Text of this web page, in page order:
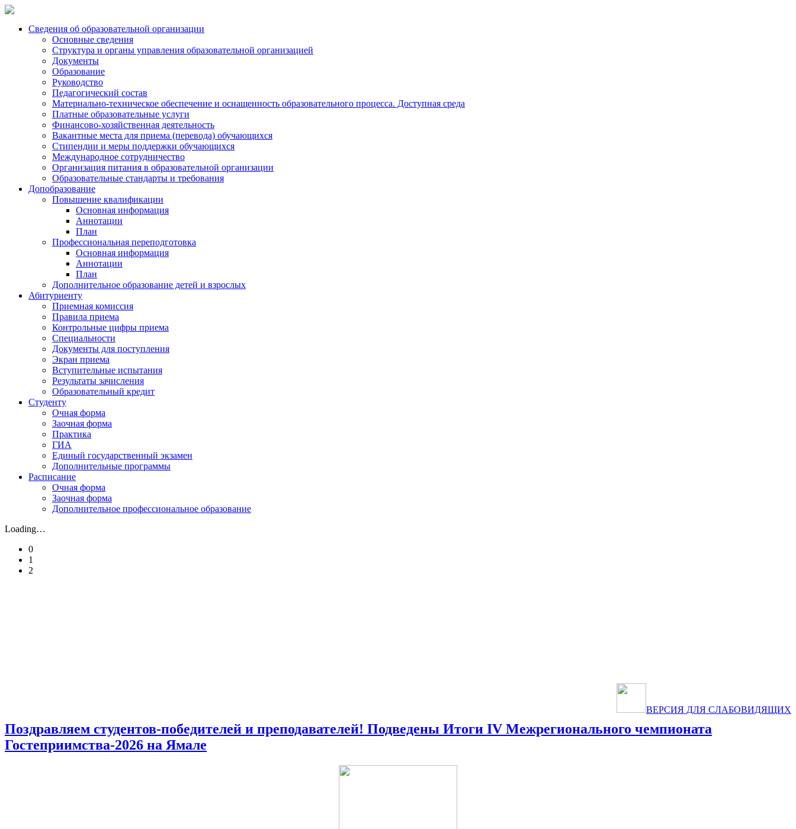
Сведения об образовательной организации
Основные сведения
Структура и органы управления образовательной организацией
Документы
Образование
Руководство
Педагогический состав
Материально-техническое обеспечение и оснащенность образовательного процесса. Доступная среда
Платные образовательные услуги
Финансово-хозяйственная деятельность
Вакантные места для приема (перевода) обучающихся
Стипендии и меры поддержки обучающихся
Международное сотрудничество
Организация питания в образовательной организации
Образовательные стандарты и требования
Допобразование
Повышение квалификации
Основная информация
Аннотации
План
Профессиональная переподготовка
Основная информация
Аннотации
План
Дополнительное образование детей и взрослых
Абитуриенту
Приемная комиссия
Правила приема
Контрольные цифры приема
Специальности
Документы для поступления
Экран приема
Вступительные испытания
Результаты зачисления
Образовательный кредит
Студенту
Очная форма
Заочная форма
Практика
ГИА
Единый государственный экзамен
Дополнительные программы
Расписание
Очная форма
Заочная форма
Дополнительное профессиональное образование
Loading…
0
1
2
ВЕРСИЯ ДЛЯ СЛАБОВИДЯЩИХ
Поздравляем студентов-победителей и преподавателей! Подведены Итоги IV Межрегионального чемпионата
Гостеприимства-2026 на Ямале